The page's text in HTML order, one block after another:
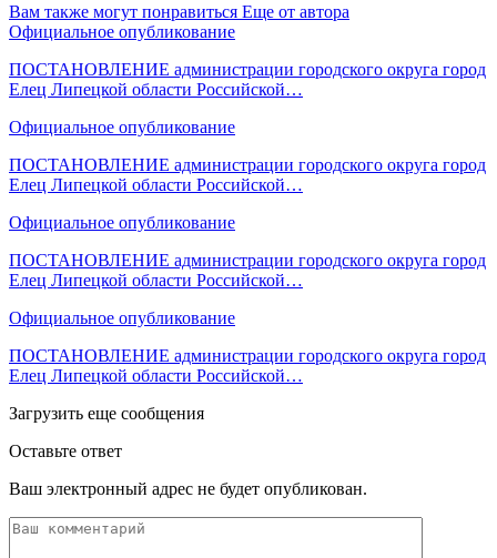
Вам также могут понравиться Еще от автора
Официальное опубликование
ПОСТАНОВЛЕНИЕ администрации городского округа город
Елец Липецкой области Российской…
Официальное опубликование
ПОСТАНОВЛЕНИЕ администрации городского округа город
Елец Липецкой области Российской…
Официальное опубликование
ПОСТАНОВЛЕНИЕ администрации городского округа город
Елец Липецкой области Российской…
Официальное опубликование
ПОСТАНОВЛЕНИЕ администрации городского округа город
Елец Липецкой области Российской…
Загрузить еще сообщения
Оставьте ответ
Ваш электронный адрес не будет опубликован.